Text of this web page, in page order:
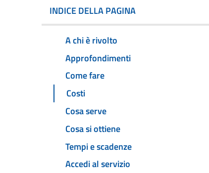
INDICE DELLA PAGINA
A chi è rivolto
Approfondimenti
Come fare
Costi
Cosa serve
Cosa si ottiene
Tempi e scadenze
Accedi al servizio